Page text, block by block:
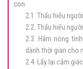
con
2.1. Thấu hiểu
2.2. Thấu hiểu
2.3. Hâm nóng
dành thời gian cho
2.4. Lấy lại cảm